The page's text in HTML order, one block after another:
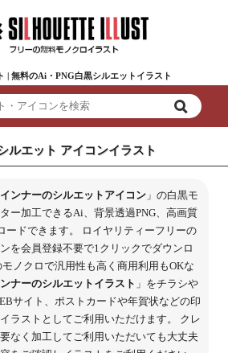
| 無料のAi・PNG白黒シルエットイラスト
ルエット アイコンイラスト
ンナーのシルエットアイコン」の白黒モ
ー加工できるAi、背景透過PNG、高画質
ードできます。 ロイヤリティーフリーの
を会員登録不要で1クリックでダウンロ
ノクロで汎用性も高く商用利用もOKな
ナーのシルエットイラスト 」をチラシや
サイト、ポストカードや年賀状などの印
ラストとしてご利用いただけます。 クレ
なく加工してご利用いただいても大丈夫